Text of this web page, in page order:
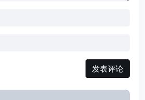
发表评论